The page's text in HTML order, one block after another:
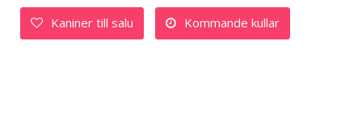
Kaniner till salu Kommande kullar